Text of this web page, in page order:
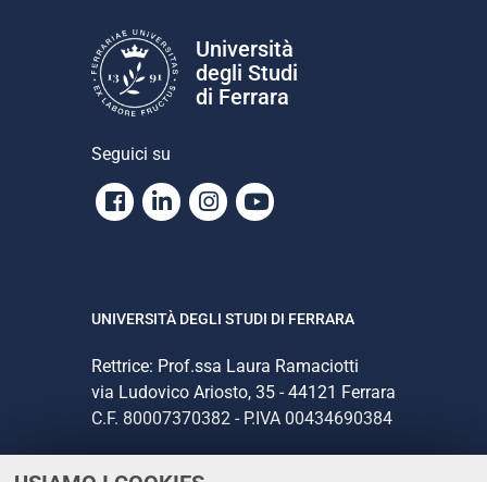
Università
degli Studi
di Ferrara
Seguici su
Facebook
LinkedinInstagram
Youtube
UNIVERSITÀ DEGLI STUDI DI FERRARA
Rettrice: Prof.ssa Laura Ramaciotti
via Ludovico Ariosto, 35 - 44121 Ferrara
C.F. 80007370382 - P.IVA 00434690384